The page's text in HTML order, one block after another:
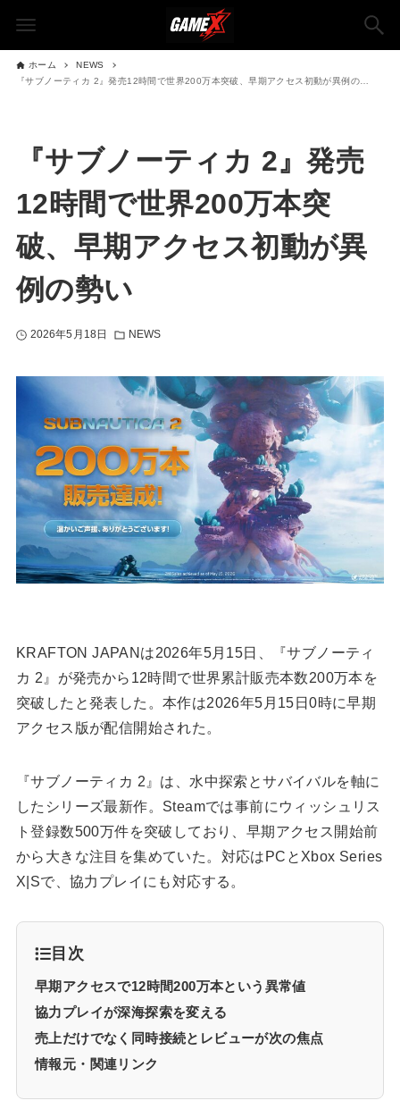
ホーム
NEWS
『サブノーティカ 2』発売12時間で世界200万本突破、早期アクセス初動が異例の勢い
『サブノーティカ 2』発売
12時間で世界200万本突
破、早期アクセス初動が異
例の勢い
2026年5月18日 NEWS
KRAFTON JAPANは2026年5月15日、『サブノーティ
カ 2』が発売から12時間で世界累計販売本数200万本を
突破したと発表した。本作は2026年5月15日0時に早期
アクセス版が配信開始された。
『サブノーティカ 2』は、水中探索とサバイバルを軸に
したシリーズ最新作。Steamでは事前にウィッシュリス
ト登録数500万件を突破しており、早期アクセス開始前
から大きな注目を集めていた。対応はPCとXbox Series
X|Sで、協力プレイにも対応する。
目次
早期アクセスで12時間200万本という異常値
協力プレイが深海探索を変える
売上だけでなく同時接続とレビューが次の焦点
情報元・関連リンク